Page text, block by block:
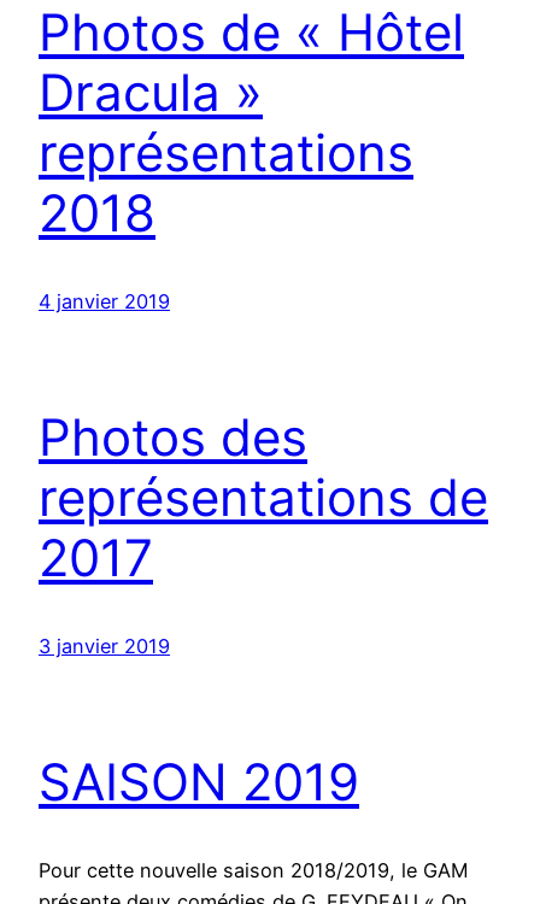
Photos de « Hôtel
Dracula »
représentations
2018
4 janvier 2019
Photos des
représentations de
2017
3 janvier 2019
SAISON 2019
Pour cette nouvelle saison 2018/2019, le GAM